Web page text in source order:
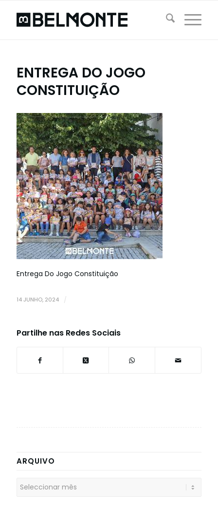
ENTREGA DO JOGO
CONSTITUIÇÃO
Entrega Do Jogo Constituição
14 JUNHO, 2024 /
Partilhe nas Redes Sociais
ARQUIVO